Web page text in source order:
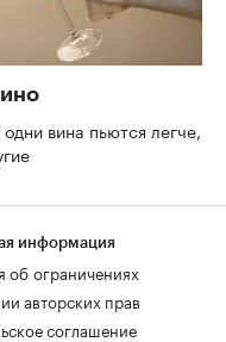
вина пьются легче,
информация
ограничениях
авторских прав
соглашение